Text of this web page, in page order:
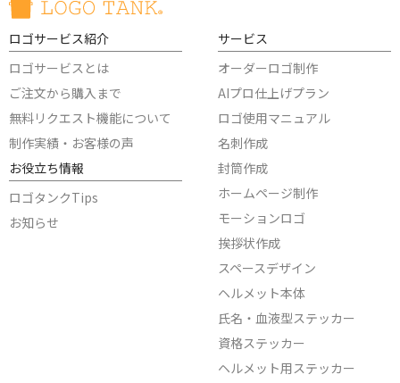
ロゴサービス紹介
ロゴサービスとは
ご注文から購入まで
無料リクエスト機能について
制作実績・お客様の声
お役立ち情報
ロゴタンクTips
お知らせ
サービス
オーダーロゴ制作
AIプロ仕上げプラン
ロゴ使用マニュアル
名刺作成
封筒作成
ホームページ制作
モーションロゴ
挨拶状作成
スペースデザイン
ヘルメット本体
氏名・血液型ステッカー
資格ステッカー
ヘルメット用ステッカー